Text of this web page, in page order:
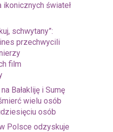
ikonicznych świateł
schwytany”:
przechwycili
film
Bałakliję i Sumę
wielu osób
osób
Polsce odzyskuje